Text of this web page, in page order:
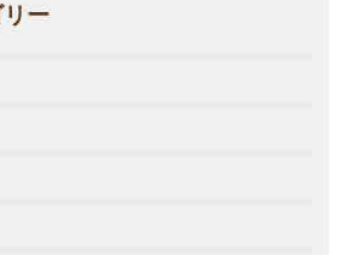
ー